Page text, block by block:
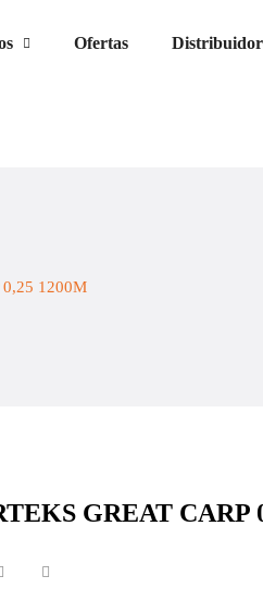
Ofertas
0,25 1200M
GREAT CARP